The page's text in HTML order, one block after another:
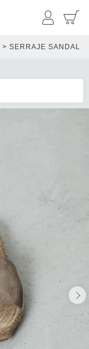
マイペ
SERRAJE SANDAL